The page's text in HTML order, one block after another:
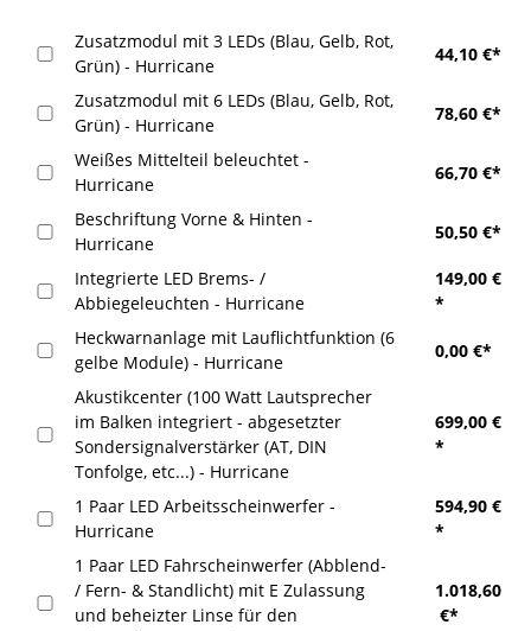
Zusatzmodul mit 3 LEDs (Blau, Gelb, Rot,
Grün) - Hurricane
44,10 €*
Zusatzmodul mit 6 LEDs (Blau, Gelb, Rot,
Grün) - Hurricane
78,60 €*
Weißes Mittelteil beleuchtet -
Hurricane
66,70 €*
Beschriftung Vorne & Hinten -
Hurricane
50,50 €*
Integrierte LED Brems- /
Abbiegeleuchten - Hurricane
149,00 €
*
Heckwarnanlage mit Lauflichtfunktion (6
gelbe Module) - Hurricane
0,00 €*
Akustikcenter (100 Watt Lautsprecher
im Balken integriert - abgesetzter
Sondersignalverstärker (AT, DIN
Tonfolge, etc...) - Hurricane
699,00 €
*
1 Paar LED Arbeitsscheinwerfer -
Hurricane
594,90 €
*
1 Paar LED Fahrscheinwerfer (Abblend-
/ Fern- & Standlicht) mit E Zulassung
und beheizter Linse für den
1.018,60
€*